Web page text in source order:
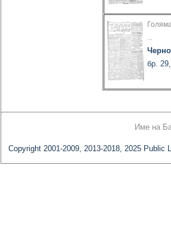
...
бр.
Име на
Copyright 2001-2009, 2013-2018, 2025 Public